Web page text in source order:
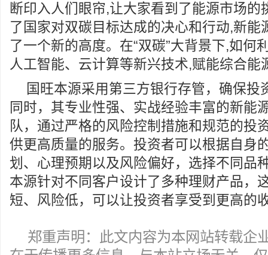
断印入人们眼帘,让大家看到了能源市场的
了国家对双碳目标达成的决心和行动,新能
了一个新的高度。在“双碳”大背景下,如何
人工智能、云计算等新兴技术,赋能综合能
国旺本源采用第三方银行存管，确保投
同时，其专业性强、实战经验丰富的新能
队，通过严格的风险控制措施和规范的投
供更高质量的服务。投资者可以根据自身
划、心理预期以及风险偏好，选择不同品
本源针对不同客户设计了多种理财产品，
短、风险低，可以让投资者享受到更高的
郑重声明：此文内容为本网站转载企